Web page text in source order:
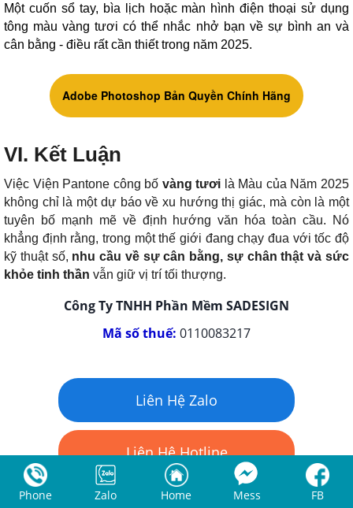
Một cuốn sổ tay, bìa lịch hoặc màn hình điện thoại sử dụng
tông màu vàng tươi có thể nhắc nhở bạn về sự bình an và
cân bằng - điều rất cần thiết trong năm 2025.
Adobe Photoshop Bản Quyền Chính Hãng
VI. Kết Luận
Việc Viện Pantone công bố vàng tươi là Màu của Năm 2025
không chỉ là một dự báo về xu hướng thị giác, mà còn là một
tuyên bố mạnh mẽ về định hướng văn hóa toàn cầu. Nó
khẳng định rằng, trong một thế giới đang chạy đua với tốc độ
kỹ thuật số, nhu cầu về sự cân bằng, sự chân thật và sức
khỏe tinh thần vẫn giữ vị trí tối thượng.
Công Ty TNHH Phần Mềm SADESIGN
Mã số thuế: 0110083217
Liên Hệ Zalo
Liên Hệ Hotline
Liên Hệ Facebook
Phone Zalo Home Mess FB